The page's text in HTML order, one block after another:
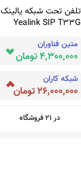
تلفن تحت شبکه یالینک
Yealink SIP T33G
متین فناوران
4,300,000 تومان
شبکه کاران
26,000,000 تومان
در 21 فروشگاه